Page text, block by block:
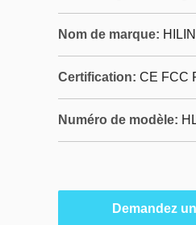
Nom de marque:
Certification: CE FCC
Numéro de modèle:
Demandez